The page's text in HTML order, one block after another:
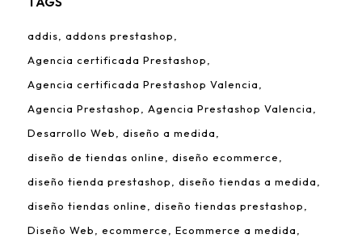
addis
addons prestashop
Agencia certificada Prestashop
Agencia certificada Prestashop Valencia
Agencia Prestashop
Agencia Prestashop Valencia
Desarrollo Web
diseño a medida
diseño de tiendas online
diseño ecommerce
diseño tienda prestashop
diseño tiendas a medida
diseño tiendas online
diseño tiendas prestashop
Diseño Web
ecommerce
Ecommerce a medida